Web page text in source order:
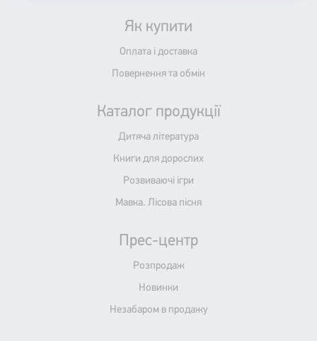
Як купити
Оплата і доставка
Повернення та обмін
Каталог продукції
Дитяча література
Книги для дорослих
Розвиваючі ігри
Мавка. Лісова пісня
Прес-центр
Розпродаж
Новинки
Незабаром в продажу